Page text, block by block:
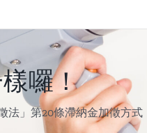
囉！
法」第20條滯納金加徵方